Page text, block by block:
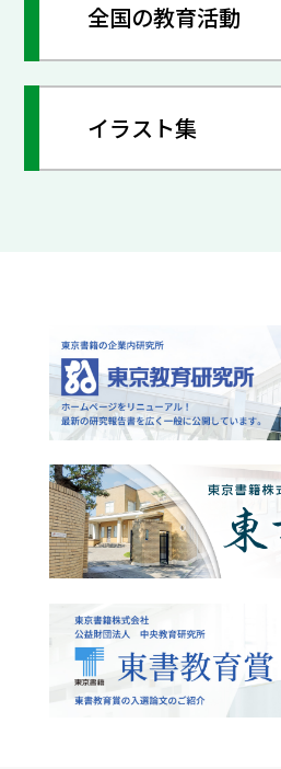
全国の教育活動
イラスト集